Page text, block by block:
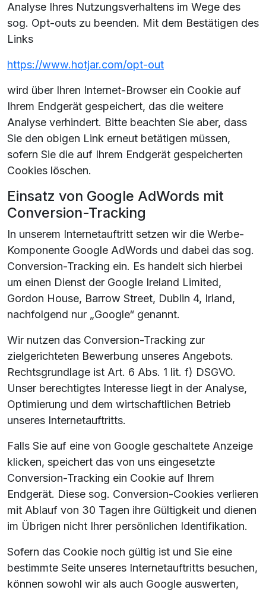
Analyse Ihres Nutzungsverhaltens im Wege des
sog. Opt-outs zu beenden. Mit dem Bestätigen des
Links
https://www.hotjar.com/opt-out
wird über Ihren Internet-Browser ein Cookie auf
Ihrem Endgerät gespeichert, das die weitere
Analyse verhindert. Bitte beachten Sie aber, dass
Sie den obigen Link erneut betätigen müssen,
sofern Sie die auf Ihrem Endgerät gespeicherten
Cookies löschen.
Einsatz von Google AdWords mit
Conversion-Tracking
In unserem Internetauftritt setzen wir die Werbe-
Komponente Google AdWords und dabei das sog.
Conversion-Tracking ein. Es handelt sich hierbei
um einen Dienst der Google Ireland Limited,
Gordon House, Barrow Street, Dublin 4, Irland,
nachfolgend nur „Google“ genannt.
Wir nutzen das Conversion-Tracking zur
zielgerichteten Bewerbung unseres Angebots.
Rechtsgrundlage ist Art. 6 Abs. 1 lit. f) DSGVO.
Unser berechtigtes Interesse liegt in der Analyse,
Optimierung und dem wirtschaftlichen Betrieb
unseres Internetauftritts.
Falls Sie auf eine von Google geschaltete Anzeige
klicken, speichert das von uns eingesetzte
Conversion-Tracking ein Cookie auf Ihrem
Endgerät. Diese sog. Conversion-Cookies verlieren
mit Ablauf von 30 Tagen ihre Gültigkeit und dienen
im Übrigen nicht Ihrer persönlichen Identifikation.
Sofern das Cookie noch gültig ist und Sie eine
bestimmte Seite unseres Internetauftritts besuchen,
können sowohl wir als auch Google auswerten,